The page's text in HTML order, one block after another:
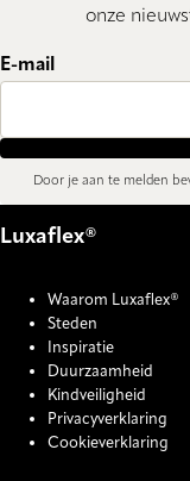
onze
E-mail
Door je aan te melden
Luxaflex®
Waarom Luxaflex®
Steden
Inspiratie
Duurzaamheid
Kindveiligheid
Privacyverklaring
Cookieverklaring